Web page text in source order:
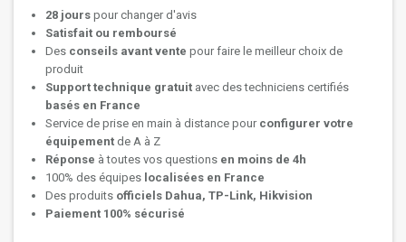
28 jours pour changer d'avis
Satisfait ou remboursé
Des conseils avant vente pour faire le meilleur choix de
produit
Support technique gratuit avec des techniciens certifiés
basés en France
Service de prise en main à distance pour configurer votre
équipement de A à Z
Réponse à toutes vos questions en moins de 4h
100% des équipes localisées en France
Des produits officiels Dahua, TP-Link, Hikvision
Paiement 100% sécurisé